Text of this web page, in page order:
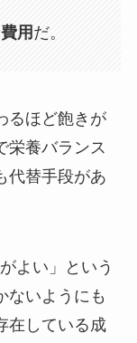
費用 だ。
るほど飽きが
栄養バランス
代替手段があ
よい」という
ないようにも
在している成